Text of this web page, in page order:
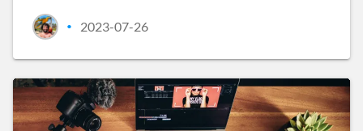
• 2023-07-26